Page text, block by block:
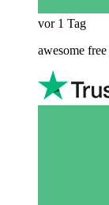
vor 1 Tag
awesome